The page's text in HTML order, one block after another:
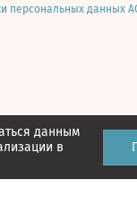
данным
в
персональных данных